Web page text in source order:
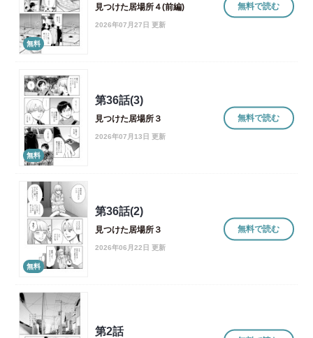
無料
見つけた居場所４(前編)
2026年07月27日 更新
無料で読む
無料
第36話(3)
見つけた居場所３
2026年07月13日 更新
無料で読む
無料
第36話(2)
見つけた居場所３
2026年06月22日 更新
無料で読む
第2話